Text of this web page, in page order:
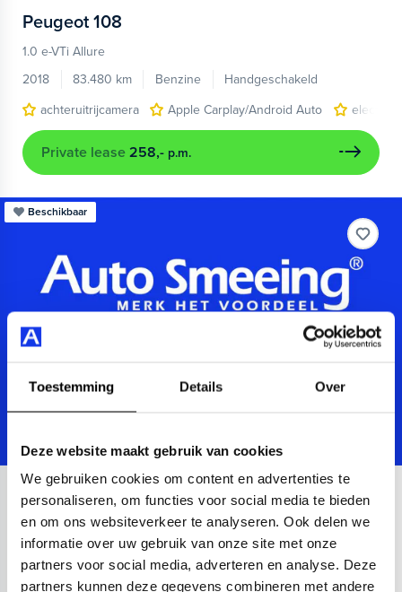
Toestemming Details Over
Deze website maakt gebruik van cookies
We gebruiken cookies om content en advertenties te
personaliseren, om functies voor social media te bieden
en om ons websiteverkeer te analyseren. Ook delen we
informatie over uw gebruik van onze site met onze
partners voor social media, adverteren en analyse. Deze
partners kunnen deze gegevens combineren met andere
Peugeot 108
1.0 e-VTi Allure
2018
83.480 km Benzine
Handgeschakeld
achteruitrijcamera
Apple Carplay/Android Auto
Private lease 258,- p.m.
Beschikbaar
Volkswagen up!
1.0 BMT take up!
achteropkomend verkeer waarschuwing
airco